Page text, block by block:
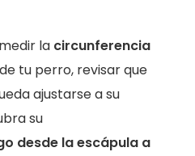
la circunferencia
de tu perro, revisar que
ajustarse a su
su
desde la escápula a